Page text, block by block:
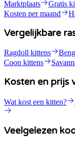
Marktplaats Gratis
Kosten per maand
Vergelijkbare
Ragdoll kittens
Coon kittens
Kosten en prijs
Wat kost een kitten?
Veelgelezen